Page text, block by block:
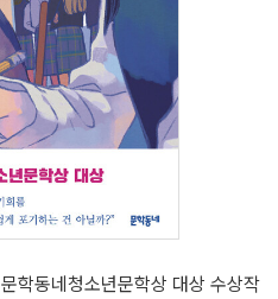
학동네청소년문학상 대상 수상작